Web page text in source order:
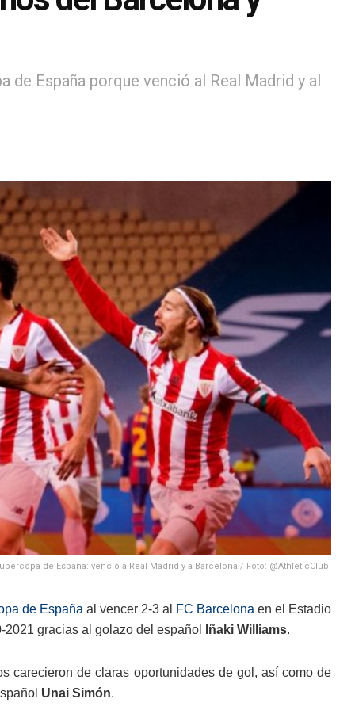
de España porque venció al Real Madrid y al
de España: venció a Real Madrid y a Barcelona./ Foto: @AthleticClub.
de España al vencer 2-3 al FC Barcelona en el Estadio
gracias al golazo del español
Iñaki Williams.
carecieron de claras oportunidades de gol, así como de
Unai Simón.